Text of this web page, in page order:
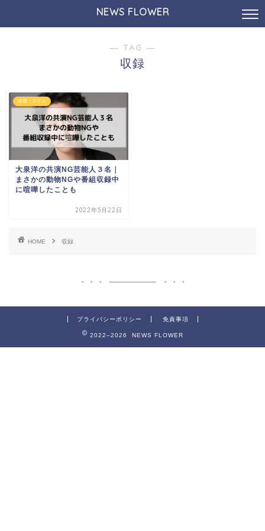
NEWS FLOWER
― TAG ―
収録
俳優・モデル
大泉洋の共演NG芸能人３名｜
まさかの動物NGや番組収録中
に喧嘩したことも
2022年5月22日
HOME 収録
プライバシーポリシー 免責事項
2022–2026 NEWS FLOWER